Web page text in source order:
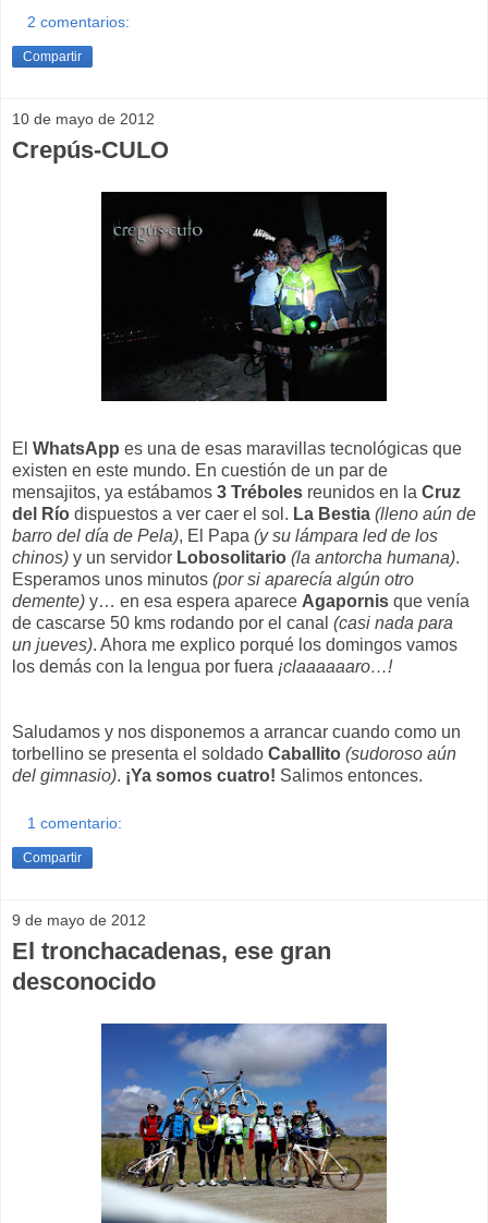
2 comentarios:
Compartir
10 de mayo de 2012
Crepús-CULO
El WhatsApp es una de esas maravillas tecnológicas que
existen en este mundo. En cuestión de un par de
mensajitos, ya estábamos 3 Tréboles reunidos en la Cruz
del Río dispuestos a ver caer el sol. La Bestia (lleno aún de
barro del día de Pela), El Papa (y su lámpara led de los
chinos) y un servidor Lobosolitario (la antorcha humana).
Esperamos unos minutos (por si aparecía algún otro
demente) y… en esa espera aparece Agapornis que venía
de cascarse 50 kms rodando por el canal (casi nada para
un jueves). Ahora me explico porqué los domingos vamos
los demás con la lengua por fuera ¡claaaaaaro…!
Saludamos y nos disponemos a arrancar cuando como un
torbellino se presenta el soldado Caballito (sudoroso aún
del gimnasio). ¡Ya somos cuatro! Salimos entonces.
1 comentario:
Compartir
9 de mayo de 2012
El tronchacadenas, ese gran
desconocido